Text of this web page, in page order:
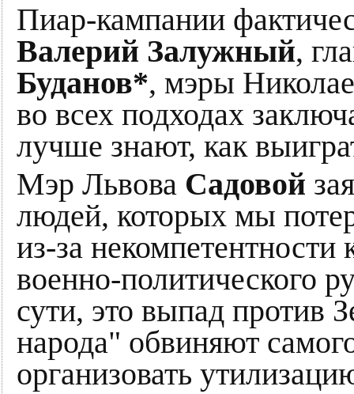
Пиар-кампании
Валерий Залужный,
Буданов*, мэры
во всех подходах
лучше знают, как
Мэр Львова Садовой
людей, которых мы
из-за некомпетентности
военно-политического
сути, это выпад против
народа" обвиняют
организовать